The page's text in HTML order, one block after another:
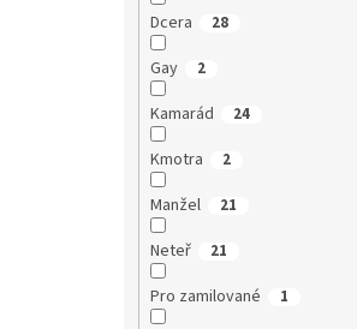
Dcera 28
Gay 2
Kamarád 24
Kmotra 2
Manžel 21
Neteř 21
Pro zamilované 1